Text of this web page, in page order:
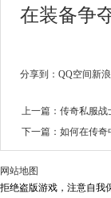
在装备争
分享到： QQ空间新
上一篇：传奇私服战
下一篇：如何在传奇
网站地图
拒绝盗版游戏，注意自我